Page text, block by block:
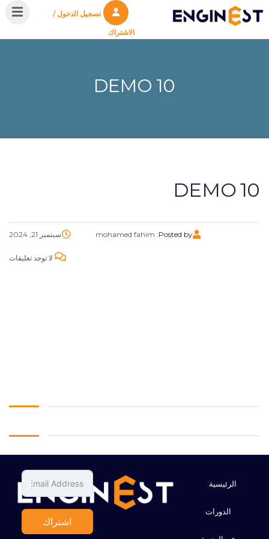
تسجيل الدخول /
الاشتراك
DEMO 10
DEMO 10
سبتمبر 21, 2024 Posted by:
mohamed fahim
لا توجد تعليقات
الرئيسية
الدورات
اشتراك